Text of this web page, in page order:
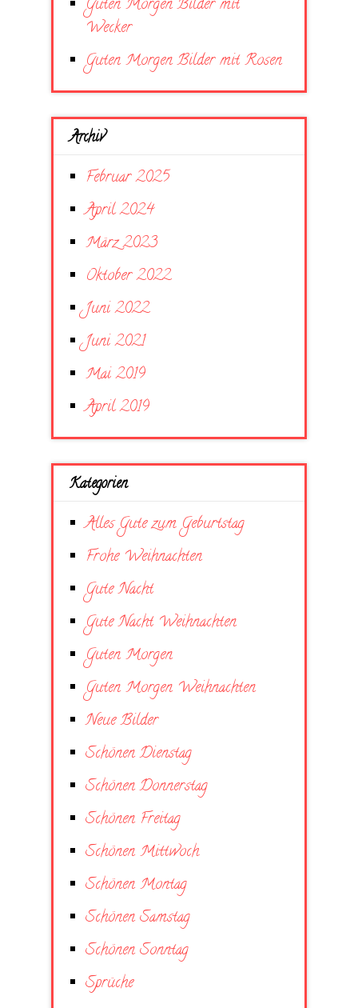
Guten Morgen Bilder mit
Wecker
Guten Morgen Bilder mit Rosen
Archiv
Februar 2025
April 2024
März 2023
Oktober 2022
Juni 2022
Juni 2021
Mai 2019
April 2019
Kategorien
Alles Gute zum Geburtstag
Frohe Weihnachten
Gute Nacht
Gute Nacht Weihnachten
Guten Morgen
Guten Morgen Weihnachten
Neue Bilder
Schönen Dienstag
Schönen Donnerstag
Schönen Freitag
Schönen Mittwoch
Schönen Montag
Schönen Samstag
Schönen Sonntag
Sprüche